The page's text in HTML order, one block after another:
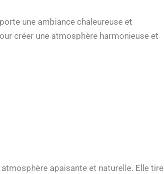
une ambiance chaleureuse et
créer une atmosphère harmonieuse et
apaisante et naturelle. Elle tire